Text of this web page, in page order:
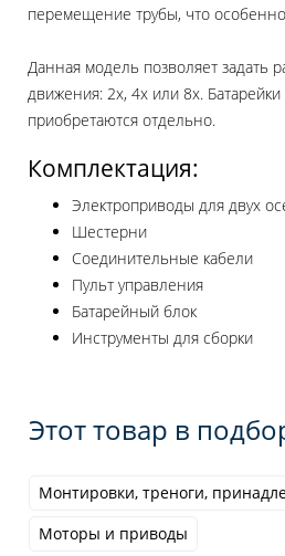
перемещение трубы, что
Данная модель позволяет задать
движения: 2х, 4х или 8х.
приобретаются отдельно.
Комплектация:
Электроприводы для двух
Шестерни
Соединительные кабели
Пульт управления
Батарейный блок
Инструменты для сборки
Этот товар в
Монтировки, треноги,
Моторы и приводы